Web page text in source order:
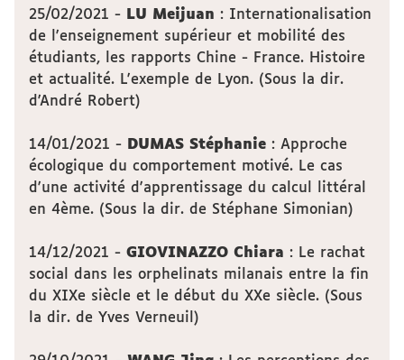
25/02/2021 - LU Meijuan : Internationalisation
de l'enseignement supérieur et mobilité des
étudiants, les rapports Chine - France. Histoire
et actualité. L'exemple de Lyon. (Sous la dir.
d'André Robert)
14/01/2021 - DUMAS Stéphanie : Approche
écologique du comportement motivé. Le cas
d'une activité d'apprentissage du calcul littéral
en 4ème. (Sous la dir. de Stéphane Simonian)
14/12/2021 - GIOVINAZZO Chiara : Le rachat
social dans les orphelinats milanais entre la fin
du XIXe siècle et le début du XXe siècle. (Sous
la dir. de Yves Verneuil)